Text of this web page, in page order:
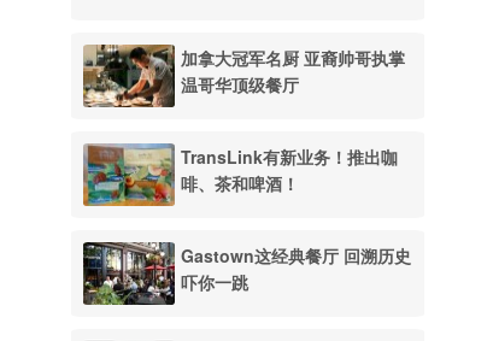
加拿大冠军名厨 亚裔帅哥执掌
温哥华顶级餐厅
TransLink有新业务！推出咖
啡、茶和啤酒！
Gastown这经典餐厅 回溯历史
吓你一跳